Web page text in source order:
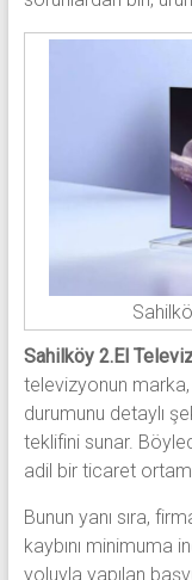
Sahilköy 2.El
televizyonun
durumunu detaylı
teklifini sunar.
adil bir ticaret
Bunun yanı sıra,
kaybını minimuma
yoluyla yapılan